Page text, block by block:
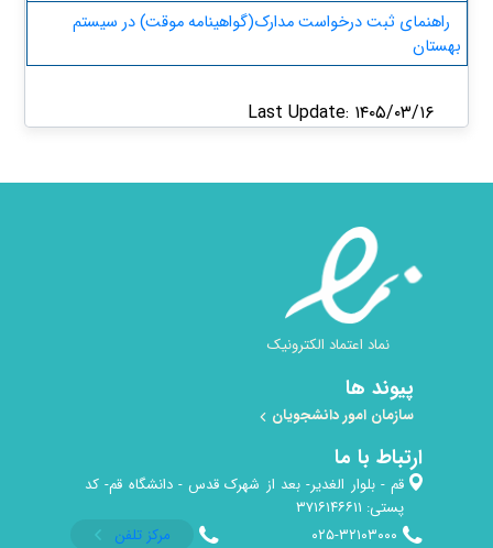
راهنمای ثبت درخواست مدارک(گواهینامه موقت) در سیستم
بهستان
Last Update: ۱۴۰۵/۰۳/۱۶
نماد اعتماد الکترونیک
پیوند ها
سازمان امور دانشجویان
ارتباط با ما
قم - بلوار الغدیر- بعد از شهرک قدس - دانشگاه قم- کد
پستی: ۳۷۱۶۱۴۶۶۱۱
۰۲۵-۳۲۱۰۳۰۰۰
مرکز تلفن